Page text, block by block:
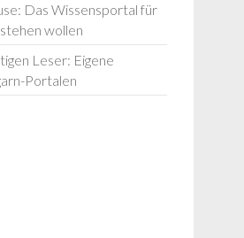
Das Wissensportal für
wollen
Leser: Eigene
Portalen